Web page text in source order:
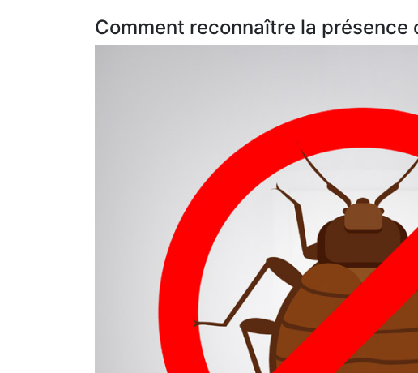
Comment reconnaître la présence